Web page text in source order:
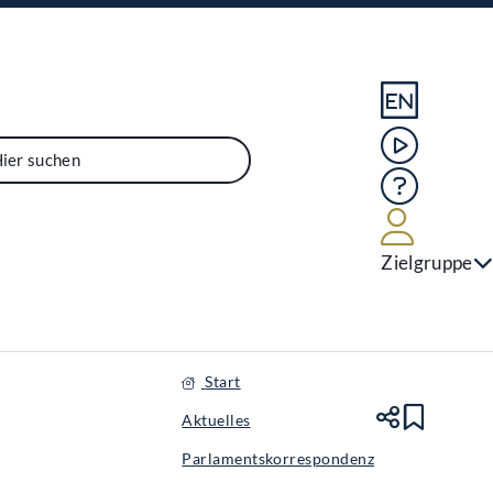
Sprache
Mediathek
Hilfe
Zielgruppe
Start
Aktuelles
Parlamentskorrespondenz